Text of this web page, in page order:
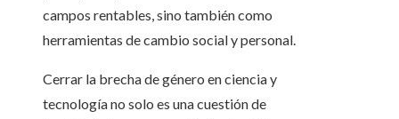
campos rentables, sino también como
herramientas de cambio social y personal.
Cerrar la brecha de género en ciencia y
tecnología no solo es una cuestión de